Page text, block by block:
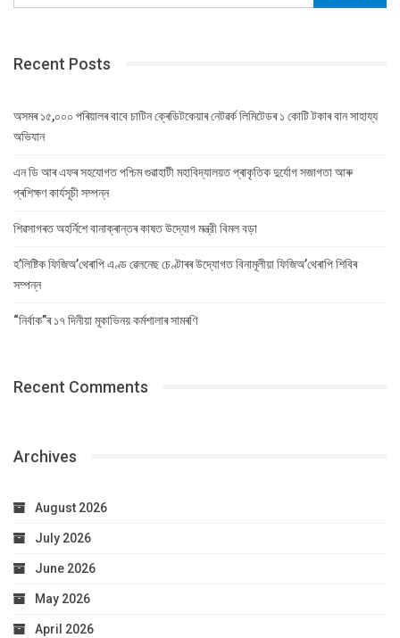
Recent Posts
অসমৰ ১৫,০০০ পৰিয়ালৰ বাবে চাটিন ক্ৰেডিটকেয়াৰ নেটৱৰ্ক লিমিটেডৰ ১ কোটি টকাৰ বান সাহায্য
অভিযান
এন ডি আৰ এফৰ সহযোগত পশ্চিম গুৱাহাটী মহাবিদ্যালয়ত প্ৰাকৃতিক দুৰ্যোগ সজাগতা আৰু
প্ৰশিক্ষণ কাৰ্যসূচী সম্পন্ন
শিৱসাগৰত অহৰ্নিশে বানাক্ৰান্তৰ কাষত উদ্যোগ মন্ত্রী বিমল বড়া
হ’লিষ্টিক ফিজিঅ’থেৰাপি এণ্ড ৱেলনেছ চেণ্টাৰৰ উদ্যোগত বিনামূলীয়া ফিজিঅ’থেৰাপি শিবিৰ
সম্পন্ন
“নিৰ্বাক”ৰ ১৭ দিনীয়া মূকাভিনয় কৰ্মশালাৰ সামৰণি
Recent Comments
Archives
August 2026
July 2026
June 2026
May 2026
April 2026